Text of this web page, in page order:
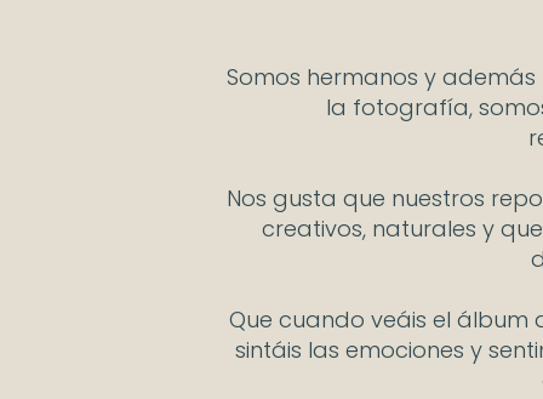
Somos hermanos y
la fotografía,
Nos gusta que nuestros
creativos, naturales y
Que cuando veáis el álbum
sintáis las emociones y